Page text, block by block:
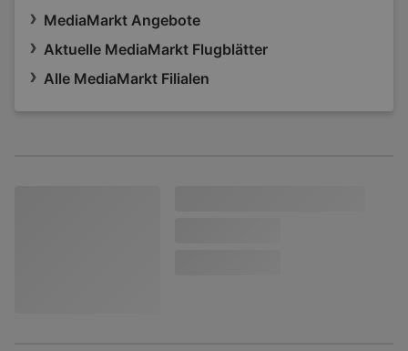
MediaMarkt Angebote
Aktuelle MediaMarkt Flugblätter
Alle MediaMarkt Filialen